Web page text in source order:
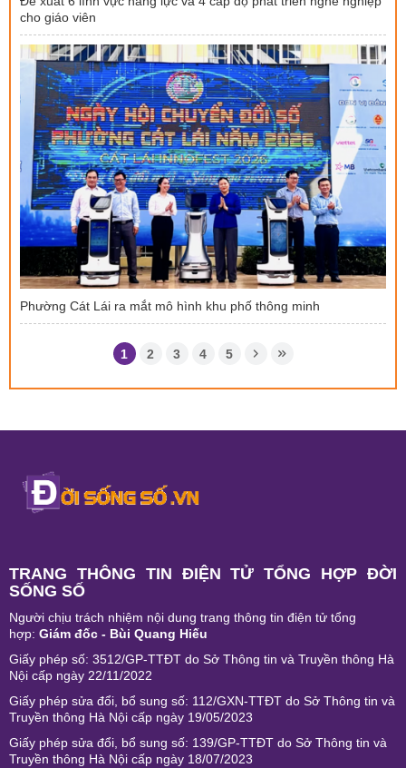
cho giáo viên
Phường Cát Lái ra mắt mô hình khu phố thông minh
1 2 3 4 5
TRANG THÔNG TIN ĐIỆN TỬ TỔNG HỢP ĐỜI
SỐNG SỐ
Người chịu trách nhiệm nội dung trang thông tin điện tử tổng
hợp: Giám đốc - Bùi Quang Hiếu
Giấy phép số: 3512/GP-TTĐT do Sở Thông tin và Truyền thông Hà
Nội cấp ngày 22/11/2022
Giấy phép sửa đổi, bổ sung số: 112/GXN-TTĐT do Sở Thông tin và
Truyền thông Hà Nội cấp ngày 19/05/2023
Giấy phép sửa đổi, bổ sung số: 139/GP-TTĐT do Sở Thông tin và
Truyền thông Hà Nội cấp ngày 18/07/2023